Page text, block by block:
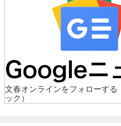
文春オンラインをフォローする
ック）